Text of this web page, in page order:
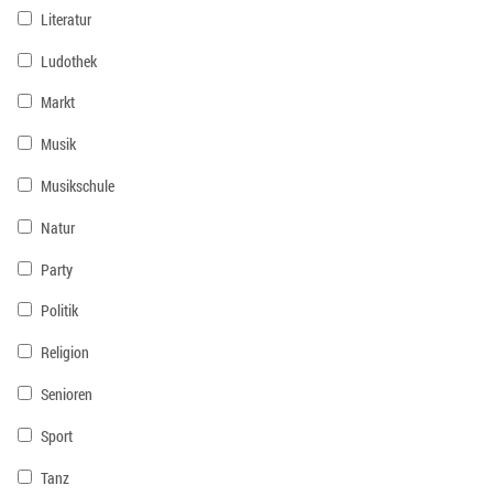
Literatur
Ludothek
Markt
Musik
Musikschule
Natur
Party
Politik
Religion
Senioren
Sport
Tanz